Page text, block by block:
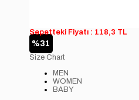
%31
Sepetteki Fiyatı : 118,3 TL
Size Chart
MEN
WOMEN
BABY